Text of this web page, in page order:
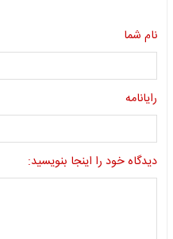
نام شما
رایانامه
دیدگاه خود را اینجا بنویسید: